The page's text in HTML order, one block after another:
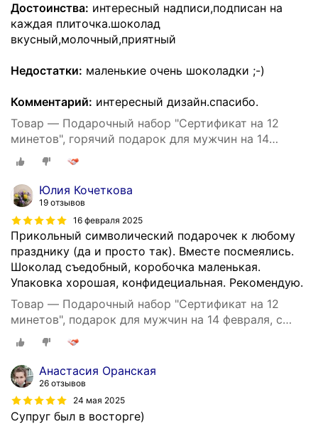
Достоинства: интересный надписи,подписан на
каждая плиточка.шоколад
вкусный,молочный,приятный
Недостатки: маленькие очень шоколадки ;-)
Комментарий: интересный дизайн.спасибо.
Товар — Подарочный набор "Сертификат на 12
минетов", горячий подарок для мужчин на 14
февраля, с шоколадом и надписями, на 23 февраля
Юлия Кочеткова
19 отзывов
16 февраля 2025
Прикольный символический подарочек к любому
празднику (да и просто так). Вместе посмеялись.
Шоколад съедобный, коробочка маленькая.
Упаковка хорошая, конфидециальная. Рекомендую.
Товар — Подарочный набор "Сертификат на 12
минетов", подарок для мужчин на 14 февраля, с
шоколадом и надписями, на 23 февраля
Анастасия Оранская
26 отзывов
24 мая 2025
Супруг был в восторге)